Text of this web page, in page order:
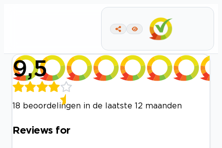
9,5
18 beoordelingen in de laatste 12 maanden
Reviews for